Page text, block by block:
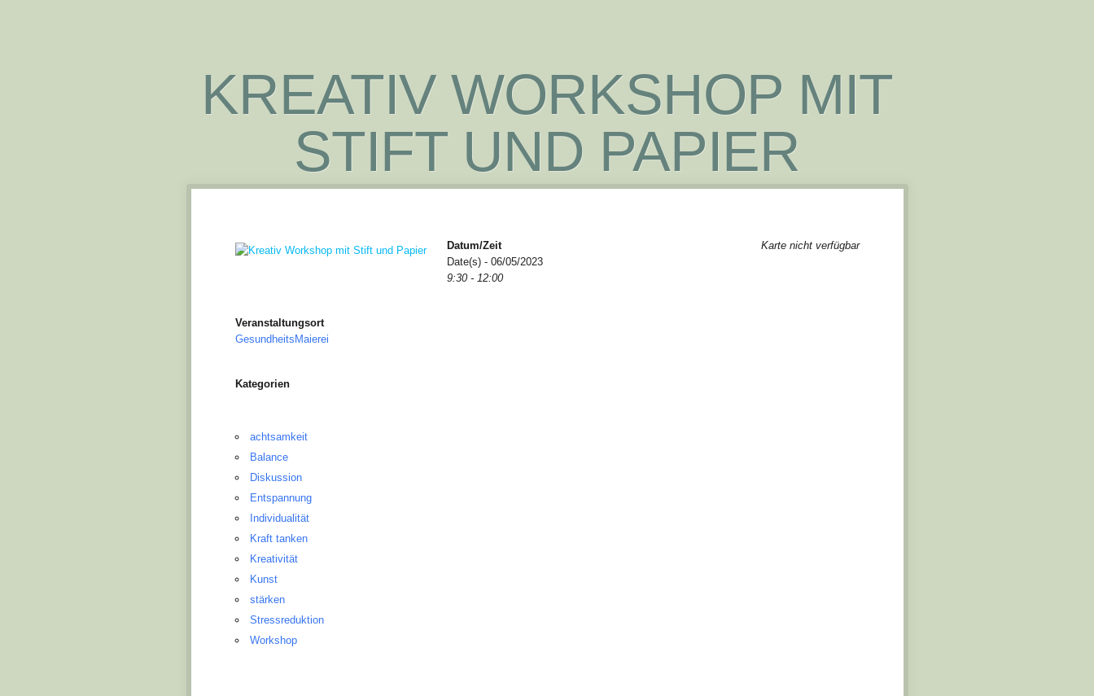
KREATIV WORKSHOP MIT
STIFT UND PAPIER
Karte nicht verfügbar
Datum/Zeit
Date(s) - 06/05/2023
9:30 - 12:00
Veranstaltungsort
GesundheitsMaierei
Kategorien
achtsamkeit
Balance
Diskussion
Entspannung
Individualität
Kraft tanken
Kreativität
Kunst
stärken
Stressreduktion
Workshop